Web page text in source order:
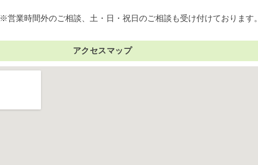
※営業時間外のご相談、土・日・祝日のご相談も受け付けております。
アクセスマップ